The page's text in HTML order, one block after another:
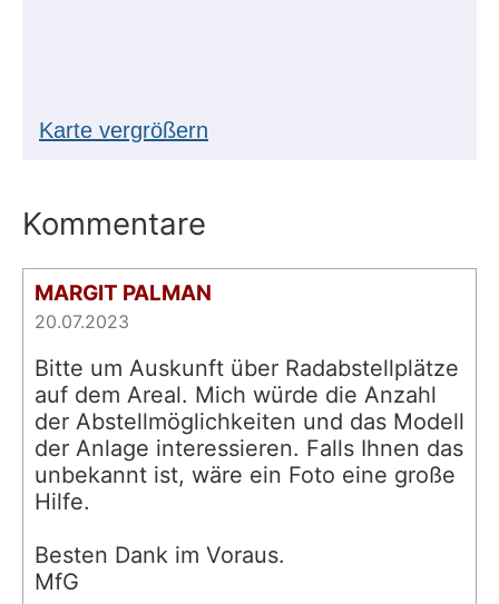
Karte vergrößern
Kommentare
MARGIT PALMAN
20.07.2023
Bitte um Auskunft über Radabstellplätze
auf dem Areal. Mich würde die Anzahl
der Abstellmöglichkeiten und das Modell
der Anlage interessieren. Falls Ihnen das
unbekannt ist, wäre ein Foto eine große
Hilfe.
Besten Dank im Voraus.
MfG